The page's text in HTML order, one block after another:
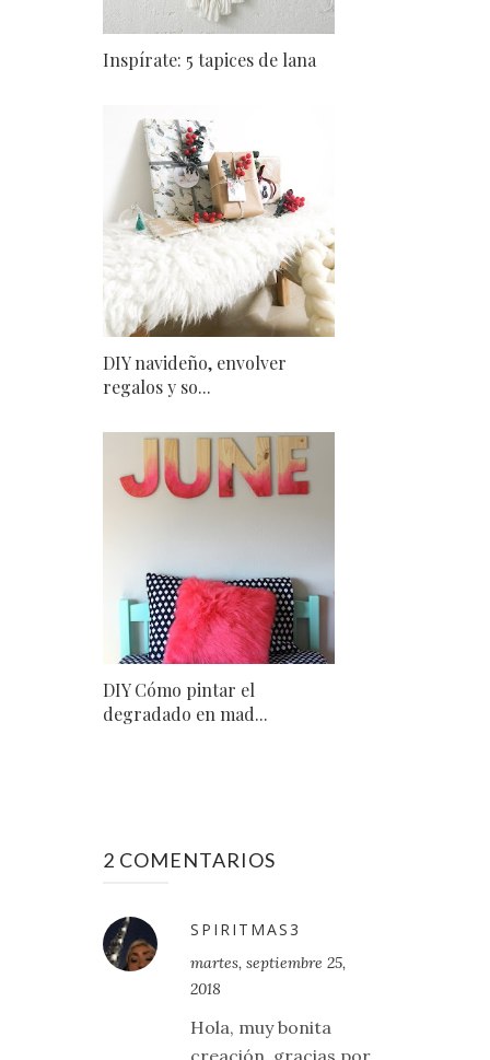
Inspírate: 5 tapices de lana
DIY navideño, envolver
regalos y so...
DIY Cómo pintar el
degradado en mad...
2 COMENTARIOS
SPIRITMAS3
martes, septiembre 25,
2018
Hola, muy bonita
creación, gracias por